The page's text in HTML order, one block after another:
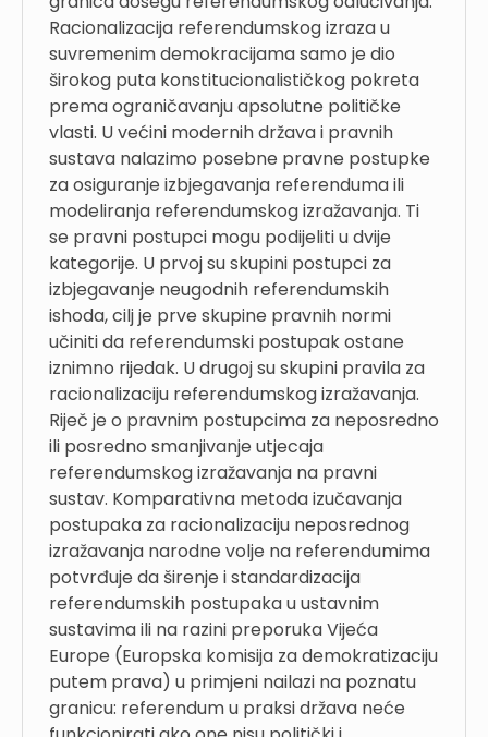
Racionalizacija referendumskog izraza u
suvremenim demokracijama samo je dio
širokog puta konstitucionalističkog pokreta
prema ograničavanju apsolutne političke
vlasti. U većini modernih država i pravnih
sustava nalazimo posebne pravne postupke
za osiguranje izbjegavanja referenduma ili
modeliranja referendumskog izražavanja. Ti
se pravni postupci mogu podijeliti u dvije
kategorije. U prvoj su skupini postupci za
izbjegavanje neugodnih referendumskih
ishoda, cilj je prve skupine pravnih normi
učiniti da referendumski postupak ostane
iznimno rijedak. U drugoj su skupini pravila za
racionalizaciju referendumskog izražavanja.
Riječ je o pravnim postupcima za neposredno
ili posredno smanjivanje utjecaja
referendumskog izražavanja na pravni
sustav. Komparativna metoda izučavanja
postupaka za racionalizaciju neposrednog
izražavanja narodne volje na referendumima
potvrđuje da širenje i standardizacija
referendumskih postupaka u ustavnim
sustavima ili na razini preporuka Vijeća
Europe (Europska komisija za demokratizaciju
putem prava) u primjeni nailazi na poznatu
granicu: referendum u praksi država neće